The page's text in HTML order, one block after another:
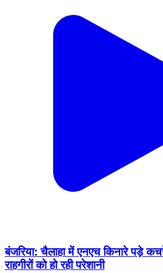
बंजरिया: चैलाहा में एनएच किनारे पड़े
राहगीरों को हो रही परेशानी